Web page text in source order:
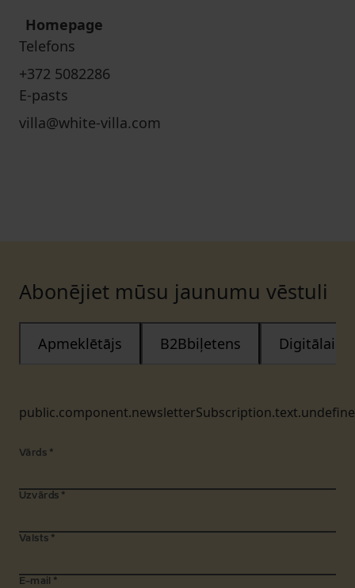
Homepage
Telefons
+372 5082286
E-pasts
villa@white-villa.com
Abonējiet mūsu jaunumu vēstuli
Apmeklētājs B2Bbiļetens Digitālais
Vārds *
Uzvārds *
Valsts *
E-mail *